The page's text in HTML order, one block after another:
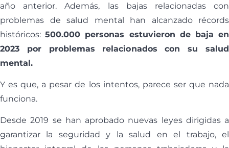
año anterior. Además, las bajas relacionadas con
problemas de salud mental han alcanzado récords
históricos:500.000 personas estuvieron de baja en
2023 por problemas relacionados con su salud
mental.
Y es que, a pesar de los intentos, parece ser que nada
funciona.
Desde 2019 se han aprobado nuevas leyes dirigidas a
garantizar la seguridad y la salud en el trabajo, el